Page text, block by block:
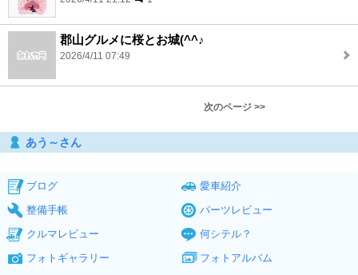
郡山グルメに桜とお城(^^♪
2026/4/11 07:49
次のページ >>
あう～さん
ブログ
愛車紹介
整備手帳
パーツレビュー
クルマレビュー
何シテル？
フォトギャラリー
フォトアルバム